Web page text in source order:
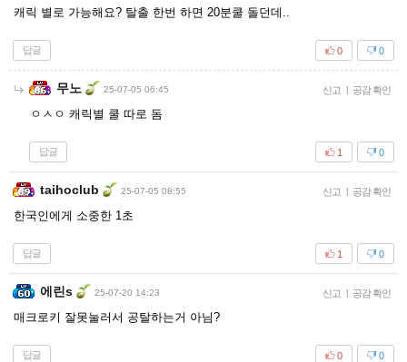
캐릭 별로 가능해요? 탈출 한번 하면 20분쿨 돌던데..
답글 0
0
무노 25-07-05 06:45 신고 | 공감 확인
ㅇㅅㅇ 캐릭별 쿨 따로 돔
답글 0
1
taihoclub 25-07-05 08:55 신고 | 공감 확인
한국인에게 소중한 1초
답글 0
1
에린s 25-07-20 14:23 신고 | 공감 확인
매크로키 잘못눌러서 공탈하는거 아님?
답글 0
0